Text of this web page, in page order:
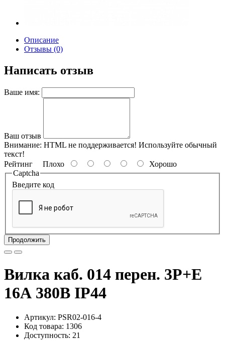
Описание
Отзывы (0)
Написать отзыв
Ваше имя:
Ваш отзыв
Внимание: HTML не поддерживается! Используйте обычный
текст!
Рейтинг Плохо
Хорошо
Captcha
Введите код
Продолжить
Вилка каб. 014 перен. 3Р+Е
16А 380В IP44
Артикул: PSR02-016-4
Код товара: 1306
Доступность: 21